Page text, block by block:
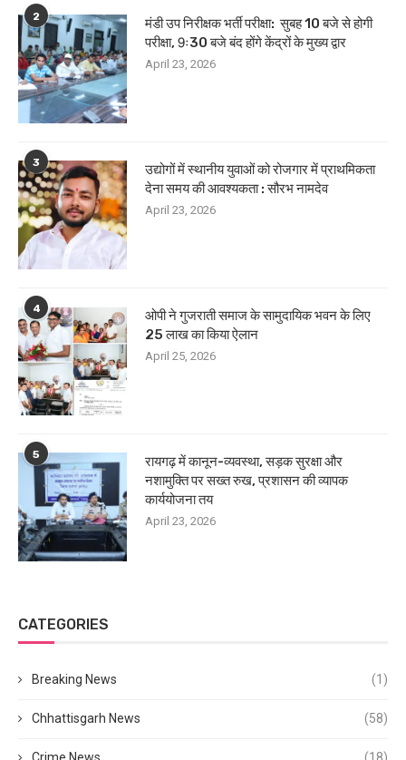
2
मंडी उप निरीक्षक भर्ती परीक्षा: सुबह 10 बजे से होगी
परीक्षा, 9ः30 बजे बंद होंगे केंद्रों के मुख्य द्वार
April 23, 2026
3
उद्योगों में स्थानीय युवाओं को रोजगार में प्राथमिकता
देना समय की आवश्यकता : सौरभ नामदेव
April 23, 2026
4
ओपी ने गुजराती समाज के सामुदायिक भवन के लिए
25 लाख का किया ऐलान
April 25, 2026
5
रायगढ़ में कानून-व्यवस्था, सड़क सुरक्षा और
नशामुक्ति पर सख्त रुख, प्रशासन की व्यापक
कार्ययोजना तय
April 23, 2026
CATEGORIES
Breaking News (1)
Chhattisgarh News (58)